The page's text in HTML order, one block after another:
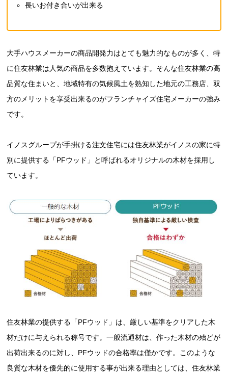
長いお付き合いが出来る
大手ハウスメーカーの商品開発力はとても魅力的なものが多く、特
に住友林業は人気の商品を多数抱えています。そんな住友林業の高
品質な住まいと、地域特有の気候風土を熟知した地元の工務店、双
方のメリットを享受出来るのがフランチャイズ住宅メーカーの強み
です。
イノスグループが手掛ける注文住宅には住友林業がイノスの家に特
別に提供する「PFウッド」と呼ばれるオリジナルの木材を採用し
ています。
住友林業の提供する「PFウッド」は、厳しい基準をクリアした木
材だけに与えられる称号です。一般流通材は、作った木材の殆どが
出荷出来るのに対し、PFウッドの合格率は僅かです。このような
良質な木材を優先的に使用する事が出来る理由としては、住友林業